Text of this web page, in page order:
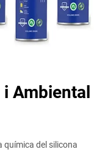
Ambiental
química del silicona